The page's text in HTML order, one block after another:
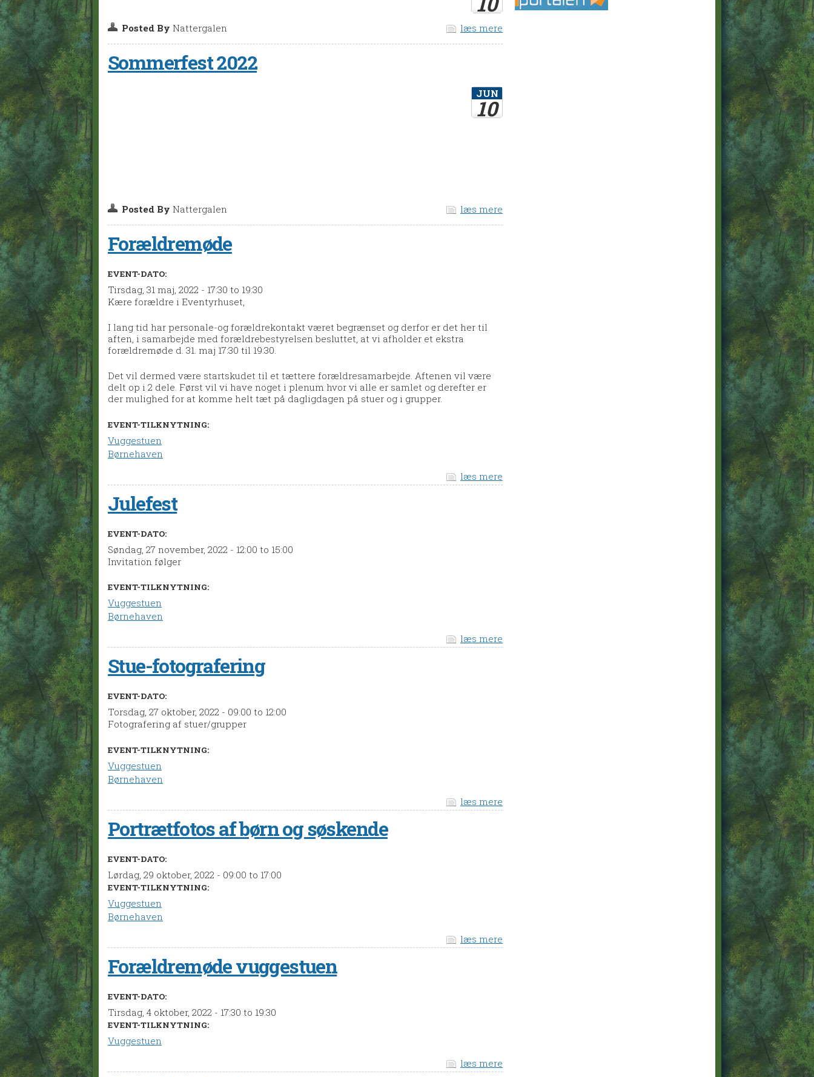
Posted By Nattergalen læs mere
Sommerfest 2022
JUN
10
Posted By Nattergalen læs mere
Forældremøde
EVENT-DATO:
Tirsdag, 31 maj, 2022 - 17:30 to 19:30
Kære forældre i Eventyrhuset,
I lang tid har personale-og forældrekontakt været begrænset og derfor er det her til
aften, i samarbejde med forældrebestyrelsen besluttet, at vi afholder et ekstra
forældremøde d. 31. maj 17:30 til 19:30.
Det vil dermed være startskudet til et tættere forældresamarbejde. Aftenen vil være
delt op i 2 dele. Først vil vi have noget i plenum hvor vi alle er samlet og derefter er
der mulighed for at komme helt tæt på dagligdagen på stuer og i grupper.
EVENT-TILKNYTNING:
Vuggestuen
Børnehaven
læs mere
Julefest
EVENT-DATO:
Søndag, 27 november, 2022 - 12:00 to 15:00
Invitation følger
EVENT-TILKNYTNING:
Vuggestuen
Børnehaven
læs mere
Stue-fotografering
EVENT-DATO:
Torsdag, 27 oktober, 2022 - 09:00 to 12:00
Fotografering af stuer/grupper
EVENT-TILKNYTNING:
Vuggestuen
Børnehaven
læs mere
Portrætfotos af børn og søskende
EVENT-DATO:
Lørdag, 29 oktober, 2022 - 09:00 to 17:00
EVENT-TILKNYTNING:
Vuggestuen
Børnehaven
læs mere
Forældremøde vuggestuen
EVENT-DATO:
Tirsdag, 4 oktober, 2022 - 17:30 to 19:30
EVENT-TILKNYTNING:
Vuggestuen
læs mere